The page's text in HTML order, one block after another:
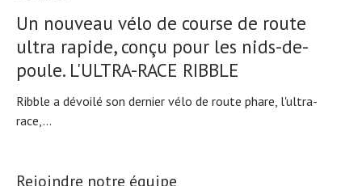
Un nouveau vélo de course de route
ultra rapide, conçu pour les nids-de-
poule. L'ULTRA-RACE RIBBLE
Ribble a dévoilé son dernier vélo de route phare, l'ultra-
race,...
Rejoindre notre équipe